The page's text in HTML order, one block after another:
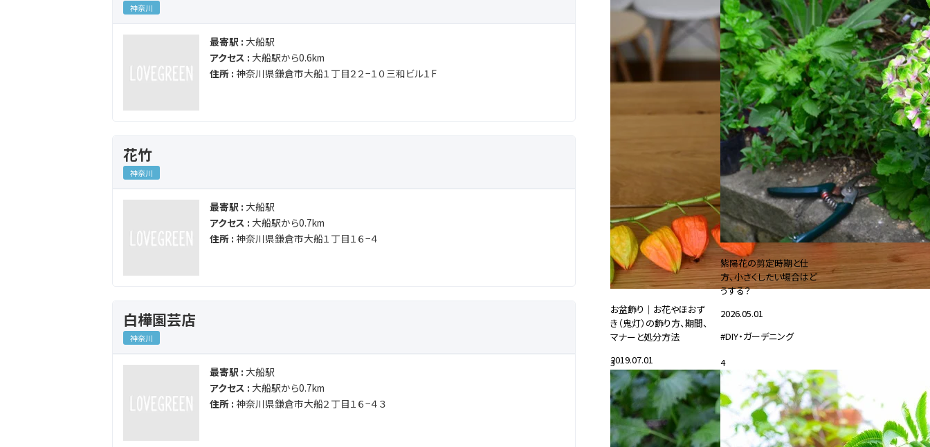
神奈川
最寄駅 : 大船駅
アクセス : 大船駅から0.6km
住所 : 神奈川県鎌倉市大船１丁目２２−１０三和ビル１F
花竹
神奈川
最寄駅 : 大船駅
アクセス : 大船駅から0.7km
住所 : 神奈川県鎌倉市大船１丁目１６−４
白樺園芸店
神奈川
最寄駅 : 大船駅
アクセス : 大船駅から0.7km
住所 : 神奈川県鎌倉市大船２丁目１６−４３
お盆飾り｜お花やほおず
き（鬼灯）の飾り方、期間、
マナーと処分方法
2019.07.01
#花と暮らす
紫陽花の剪定時期と仕
方、小さくしたい場合はど
うする？
2026.05.01
#DIY・ガーデニング
3
4